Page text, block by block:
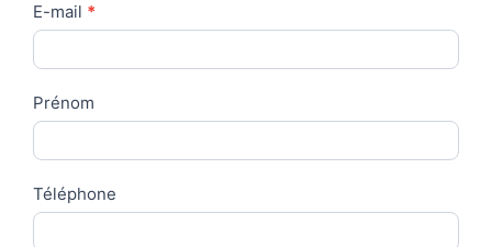
Contact
Us
E-mail *
Prénom
Téléphone